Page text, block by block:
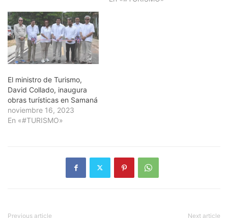
El ministro de Turismo,
David Collado, inaugura
obras turísticas en Samaná
noviembre 16, 2023
En «#TURISMO»
Previous article Next article